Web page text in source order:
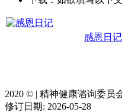
感恩日记
2020 ©️ | 精神健康谘询委员
修订日期: 2026-05-28